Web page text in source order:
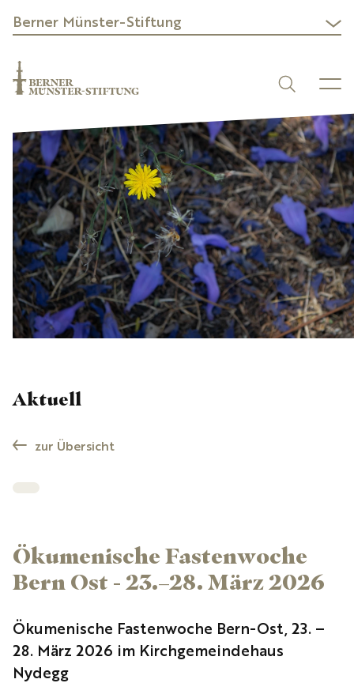
Berner Münster-Stiftung
Aktuell
zur Übersicht
Ökumenische Fastenwoche
Bern Ost - 23.–28. März 2026
Ökumenische Fastenwoche Bern-Ost, 23. –
28. März 2026 im Kirchgemeindehaus
Nydegg